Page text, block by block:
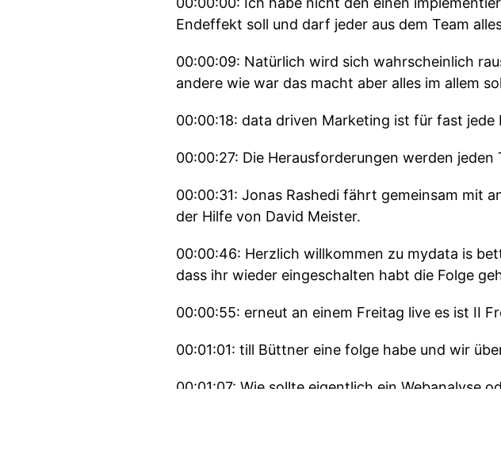
Endeffekt soll und darf jeder aus dem Team
00:00:09: Natürlich wird sich wahrscheinlich
andere wie war das macht aber alles im allem
00:00:18: data driven Marketing ist für fast jede
00:00:27: Die Herausforderungen werden jeden
00:00:31: Jonas Rashedi fährt gemeinsam mit
der Hilfe von David Meister.
00:00:46: Herzlich willkommen zu mydata is
dass ihr wieder eingeschalten habt die Folge
00:00:55: erneut an einem Freitag live es ist II
00:01:01: till Büttner eine folge habe und wir
00:01:07: Wie sollte eigentlich ein Webanalyse